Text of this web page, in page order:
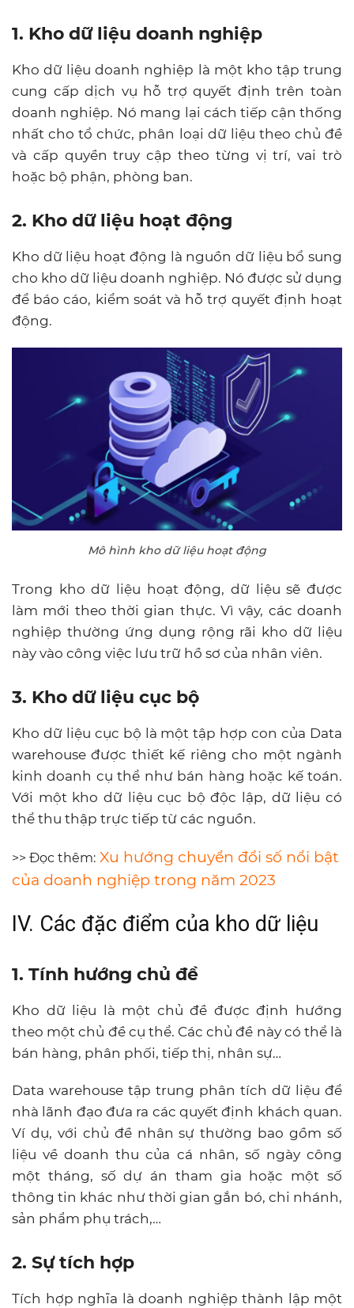
1. Kho dữ liệu doanh nghiệp
Kho dữ liệu doanh nghiệp là một kho tập trung
cung cấp dịch vụ hỗ trợ quyết định trên toàn
doanh nghiệp. Nó mang lại cách tiếp cận thống
nhất cho tổ chức, phân loại dữ liệu theo chủ đề
và cấp quyền truy cập theo từng vị trí, vai trò
hoặc bộ phận, phòng ban.
2. Kho dữ liệu hoạt động
Kho dữ liệu hoạt động là nguồn dữ liệu bổ sung
cho kho dữ liệu doanh nghiệp. Nó được sử dụng
để báo cáo, kiểm soát và hỗ trợ quyết định hoạt
động.
Mô hình kho dữ liệu hoạt động
Trong kho dữ liệu hoạt động, dữ liệu sẽ được
làm mới theo thời gian thực. Vì vậy, các doanh
nghiệp thường ứng dụng rộng rãi kho dữ liệu
này vào công việc lưu trữ hồ sơ của nhân viên.
3. Kho dữ liệu cục bộ
Kho dữ liệu cục bộ là một tập hợp con của Data
warehouse được thiết kế riêng cho một ngành
kinh doanh cụ thể như bán hàng hoặc kế toán.
Với một kho dữ liệu cục bộ độc lập, dữ liệu có
thể thu thập trực tiếp từ các nguồn.
>> Đọc thêm: Xu hướng chuyển đổi số nổi bật
của doanh nghiệp trong năm 2023
IV. Các đặc điểm của kho dữ liệu
1. Tính hướng chủ đề
Kho dữ liệu là một chủ đề được định hướng
theo một chủ đề cụ thể. Các chủ đề này có thể là
bán hàng, phân phối, tiếp thị, nhân sự…
Data warehouse tập trung phân tích dữ liệu để
nhà lãnh đạo đưa ra các quyết định khách quan.
Ví dụ, với chủ đề nhân sự thường bao gồm số
liệu về doanh thu của cá nhân, số ngày công
một tháng, số dự án tham gia hoặc một số
thông tin khác như thời gian gắn bó, chi nhánh,
sản phẩm phụ trách,…
2. Sự tích hợp
Tích hợp nghĩa là doanh nghiệp thành lập một